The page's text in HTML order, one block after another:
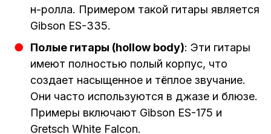
н-ролла. Примером такой гитары является
Gibson ES-335.
Полые гитары (hollow body): Эти гитары
имеют полностью полый корпус, что
создает насыщенное и тёплое звучание.
Они часто используются в джазе и блюзе.
Примеры включают Gibson ES-175 и
Gretsch White Falcon.